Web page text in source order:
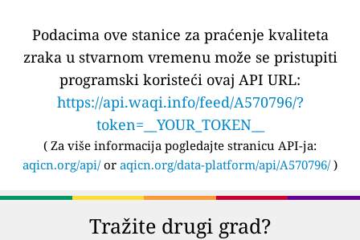
Podacima ove stanice za praćenje kvaliteta
zraka u stvarnom vremenu može se pristupiti
programski koristeći ovaj API URL:
https://api.waqi.info/feed/A570796/?
token=__YOUR_TOKEN__
( Za više informacija pogledajte stranicu API-ja:
aqicn.org/api/or aqicn.org/data-platform/api/A570796/)
Tražite drugi grad?